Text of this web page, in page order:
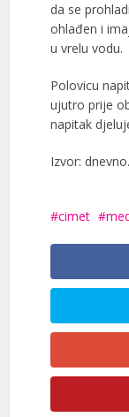
da se
ohlađen i
u vrelu vodu.
Polovicu
ujutro prije
napitak
Izvor:
cimet